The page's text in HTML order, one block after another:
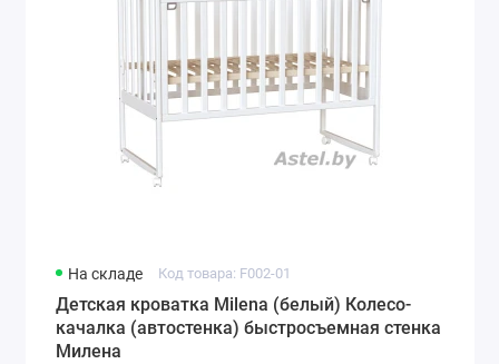
На складе Код товара: F002-01
Детская кроватка Milena (белый) Колесо-
качалка (автостенка) быстросъемная стенка
Милена